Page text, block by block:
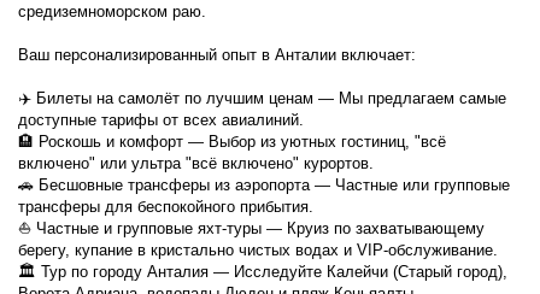
средиземноморском раю.
Ваш персонализированный опыт в Анталии включает:
✈️ Билеты на самолёт по лучшим ценам — Мы предлагаем самые
доступные тарифы от всех авиалиний.
🏨 Роскошь и комфорт — Выбор из уютных гостиниц, "всё
включено" или ультра "всё включено" курортов.
🚗 Бесшовные трансферы из аэропорта — Частные или групповые
трансферы для беспокойного прибытия.
⛵ Частные и групповые яхт-туры — Круиз по захватывающему
берегу, купание в кристально чистых водах и VIP-обслуживание.
🏛️ Тур по городу Анталия — Исследуйте Калейчи (Старый город),